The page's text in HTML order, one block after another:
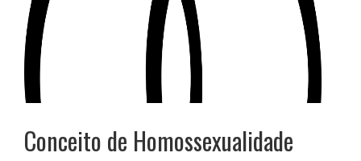
Conceito de Homossexualidade